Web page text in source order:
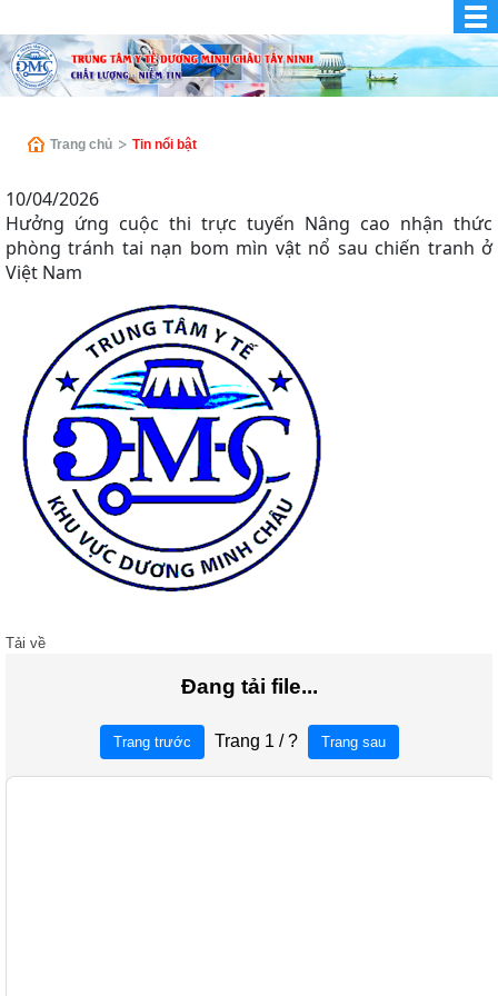
Trang chủ Tin nổi bật
10/04/2026
Hưởng ứng cuộc thi trực tuyến Nâng cao nhận thức
phòng tránh tai nạn bom mìn vật nổ sau chiến tranh ở
Việt Nam
Tải về